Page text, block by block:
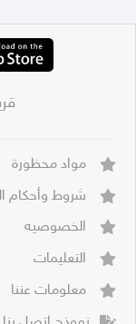
مواد محظورة
شروط وأحكام
الخصوصيه
التعليمات
معلومات عننا